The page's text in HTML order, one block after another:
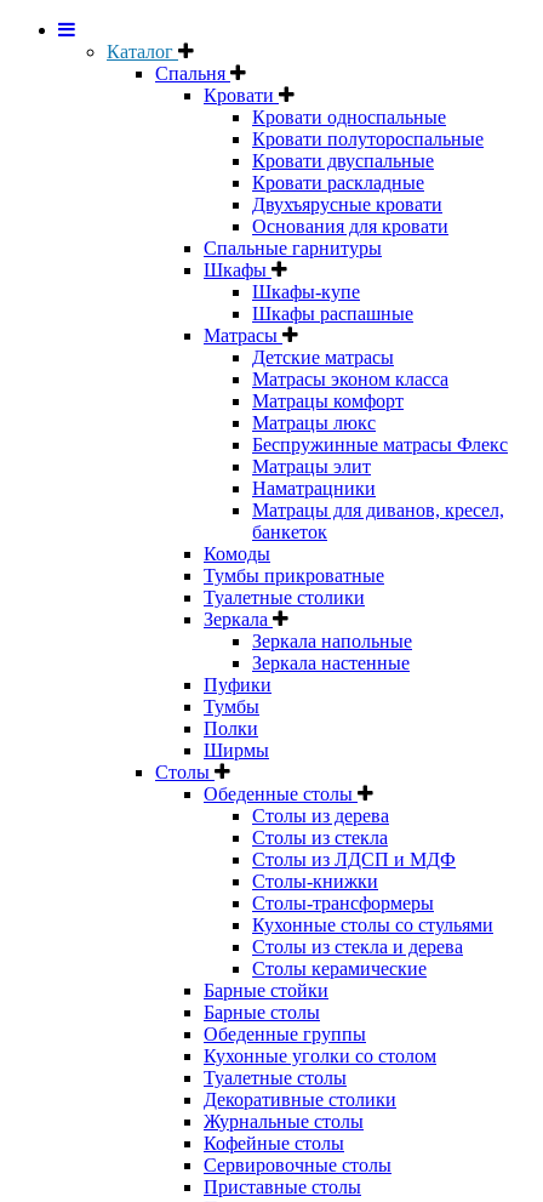
Каталог
Спальня
Кровати
Кровати односпальные
Кровати полутороспальные
Кровати двуспальные
Кровати раскладные
Двухъярусные кровати
Основания для кровати
Спальные гарнитуры
Шкафы
Шкафы-купе
Шкафы распашные
Матрасы
Детские матрасы
Матрасы эконом класса
Матрацы комфорт
Матрацы люкс
Беспружинные матрасы Флекс
Матрацы элит
Наматрацники
Матрацы для диванов, кресел,
банкеток
Комоды
Тумбы прикроватные
Туалетные столики
Зеркала
Зеркала напольные
Зеркала настенные
Пуфики
Тумбы
Полки
Ширмы
Столы
Обеденные столы
Столы из дерева
Столы из стекла
Столы из ЛДСП и МДФ
Столы-книжки
Столы-трансформеры
Кухонные столы со стульями
Столы из стекла и дерева
Столы керамические
Барные стойки
Барные столы
Обеденные группы
Кухонные уголки со столом
Туалетные столы
Декоративные столики
Журнальные столы
Кофейные столы
Сервировочные столы
Приставные столы